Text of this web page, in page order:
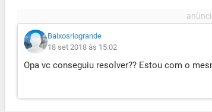
Baixosriogrande
18 set 2018 às 15:02
Opa vc conseguiu resolver?? Estou com o